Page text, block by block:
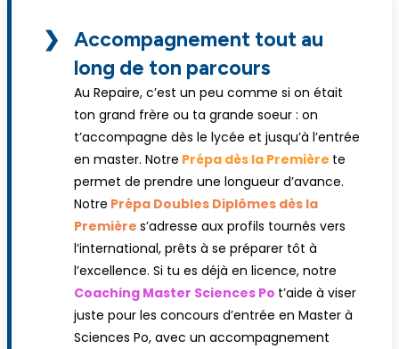
❯
Accompagnement tout au
long de ton parcours
Au Repaire, c’est un peu comme si on était
ton grand frère ou ta grande soeur : on
t’accompagne dès le lycée et jusqu’à l’entrée
en master. Notre Prépa dès la Première te
permet de prendre une longueur d’avance.
Notre Prépa Doubles Diplômes dès la
Première s’adresse aux profils tournés vers
l’international, prêts à se préparer tôt à
l’excellence. Si tu es déjà en licence, notre
Coaching Master Sciences Po t’aide à viser
juste pour les concours d’entrée en Master à
Sciences Po, avec un accompagnement